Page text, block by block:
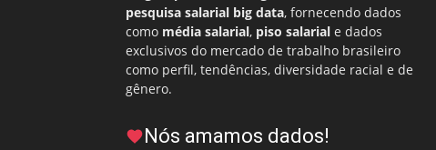
pesquisa salarial big data, fornecendo dados
como média salarial, piso salarial e dados
exclusivos do mercado de trabalho brasileiro
como perfil, tendências, diversidade racial e de
gênero.
Nós amamos dados!